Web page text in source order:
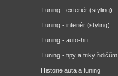
Tuning - exteriér (styling)
Tuning - interiér (styling)
Tuning - auto-hifi
Tuning - tipy a triky řidičům
Historie auta a tuning